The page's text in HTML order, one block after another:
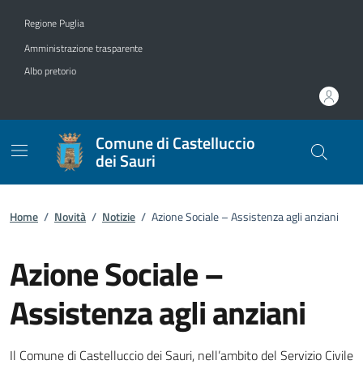
Regione Puglia
Amministrazione trasparente
Albo pretorio
Comune di Castelluccio
dei Sauri
Home / Novità / Notizie / Azione Sociale – Assistenza agli anziani
Azione Sociale –
Assistenza agli anziani
Dettagli della notizia
Il Comune di Castelluccio dei Sauri, nell’ambito del Servizio Civile